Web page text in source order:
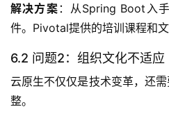
解决方案 ：从Spring Boot入
件。Pivotal提供的培训课程和文
6.2 问题2：组织文化不适应
云原生不仅仅是技术变革，还
整。